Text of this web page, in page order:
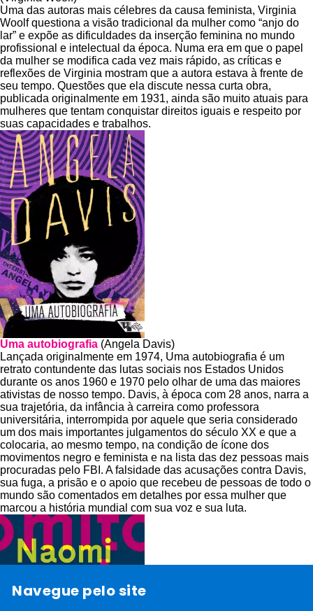
Uma das autoras mais célebres da causa feminista, Virginia
Woolf questiona a visão tradicional da mulher como “anjo do
lar” e expõe as dificuldades da inserção feminina no mundo
profissional e intelectual da época. Numa era em que o papel
da mulher se modifica cada vez mais rápido, as críticas e
reflexões de Virginia mostram que a autora estava à frente de
seu tempo. Questões que ela discute nessa curta obra,
publicada originalmente em 1931, ainda são muito atuais para
mulheres que tentam conquistar direitos iguais e respeito por
suas capacidades e trabalhos.
Uma autobiografia (Angela Davis)
Lançada originalmente em 1974, Uma autobiografia é um
retrato contundente das lutas sociais nos Estados Unidos
durante os anos 1960 e 1970 pelo olhar de uma das maiores
ativistas de nosso tempo. Davis, à época com 28 anos, narra a
sua trajetória, da infância à carreira como professora
universitária, interrompida por aquele que seria considerado
um dos mais importantes julgamentos do século XX e que a
colocaria, ao mesmo tempo, na condição de ícone dos
movimentos negro e feminista e na lista das dez pessoas mais
procuradas pelo FBI. A falsidade das acusações contra Davis,
sua fuga, a prisão e o apoio que recebeu de pessoas de todo o
mundo são comentados em detalhes por essa mulher que
marcou a história mundial com sua voz e sua luta.
Navegue pelo site